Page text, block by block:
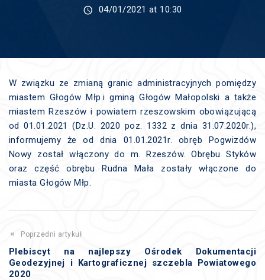
04/01/2021 at 10:30
W związku ze zmianą granic administracyjnych pomiędzy
miastem Głogów Młp.i gminą Głogów Małopolski a także
miastem Rzeszów i powiatem rzeszowskim obowiązującą
od 01.01.2021 (Dz.U. 2020 poz. 1332 z dnia 31.07.2020r.),
informujemy że od dnia 01.01.2021r. obręb Pogwizdów
Nowy został włączony do m. Rzeszów. Obrębu Styków
oraz część obrębu Rudna Mała zostały włączone do
miasta Głogów Młp.
Poprzedni artykuł
Plebiscyt na najlepszy Ośrodek Dokumentacji
Geodezyjnej i Kartograficznej szczebla Powiatowego
2020